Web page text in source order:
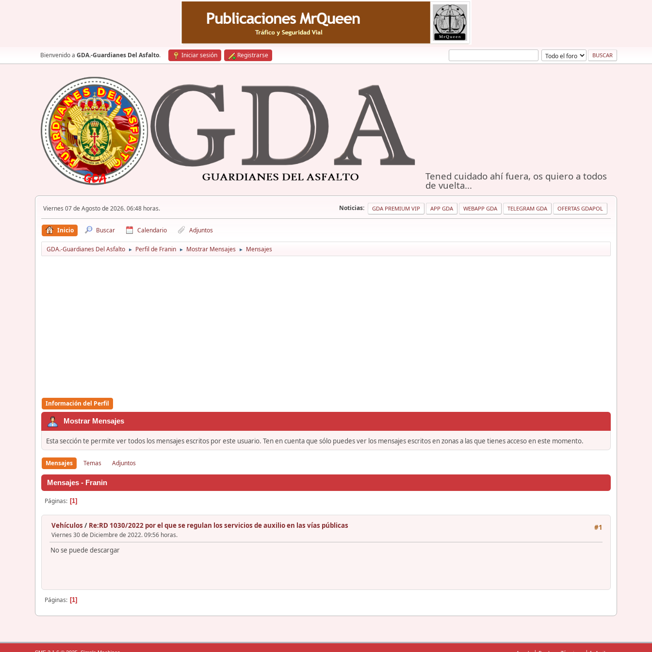
Bienvenido a GDA.-Guardianes Del Asfalto. Iniciar sesión Registrarse
Tened cuidado ahí fuera, os quiero a todos
de vuelta...
Viernes 07 de Agosto de 2026. 06:48 horas. Noticias: GDA PREMIUM VIP APP GDA WEBAPP GDA TELEGRAM GDA OFERTAS GDAPOL
Inicio Buscar Calendario Adjuntos
GDA.-Guardianes Del Asfalto ► Perfil de Franin ► Mostrar Mensajes ► Mensajes
Información del Perfil
Mostrar Mensajes
Esta sección te permite ver todos los mensajes escritos por este usuario. Ten en cuenta que sólo puedes ver los mensajes escritos en zonas a las que tienes acceso en este momento.
Mensajes Temas Adjuntos
Mensajes - Franin
Páginas 1
#1
Vehículos / Re:RD 1030/2022 por el que se regulan los servicios de auxilio en las vías públicas
Viernes 30 de Diciembre de 2022. 09:56 horas.
No se puede descargar
Páginas 1